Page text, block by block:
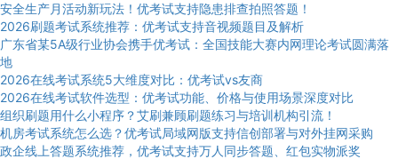
安全生产月活动新玩法！优考试支持隐患排查拍照答题！
2026刷题考试系统推荐：优考试支持音视频题目及解析
广东省某5A级行业协会携手优考试：全国技能大赛内网理论考试圆满落
地
2026在线考试系统5大维度对比：优考试vs友商
2026在线考试软件选型：优考试功能、价格与使用场景深度对比
组织刷题用什么小程序？艾刷兼顾刷题练习与培训机构引流！
机房考试系统怎么选？优考试局域网版支持信创部署与对外挂网采购
政企线上答题系统推荐，优考试支持万人同步答题、红包实物派奖